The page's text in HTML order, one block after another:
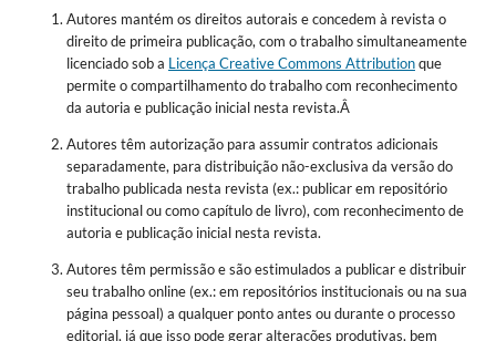
Autores mantém os direitos autorais e concedem à revista o
direito de primeira publicação, com o trabalho simultaneamente
licenciado sob a Licença Creative Commons Attributionque
permite o compartilhamento do trabalho com reconhecimento
da autoria e publicação inicial nesta revista.Â
Autores têm autorização para assumir contratos adicionais
separadamente, para distribuição não-exclusiva da versão do
trabalho publicada nesta revista (ex.: publicar em repositório
institucional ou como capítulo de livro), com reconhecimento de
autoria e publicação inicial nesta revista.
Autores têm permissão e são estimulados a publicar e distribuir
seu trabalho online (ex.: em repositórios institucionais ou na sua
página pessoal) a qualquer ponto antes ou durante o processo
editorial, já que isso pode gerar alterações produtivas, bem